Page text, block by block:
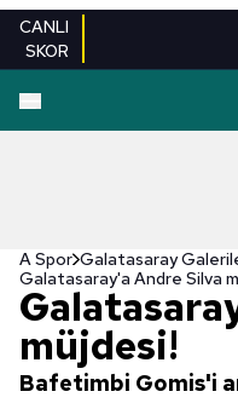
CANLI
SKOR
EN YENILER
A Spor Galatasaray
Galatasaray'a Andre Silva
müjdesi!
Bafetimbi Gomis'i